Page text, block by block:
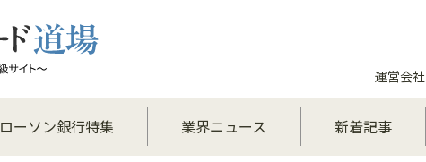
運営会社
ローソン銀行特集 業界ニュース 新着記事